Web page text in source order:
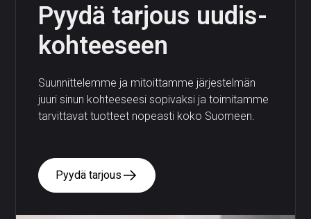
Pyydä tarjous uudis­
kohteeseen
Suunnittelemme ja mitoittamme järjestelmän
juuri sinun kohteeseesi sopivaksi ja toimitamme
tarvittavat tuotteet nopeasti koko Suomeen.
Pyydä tarjous